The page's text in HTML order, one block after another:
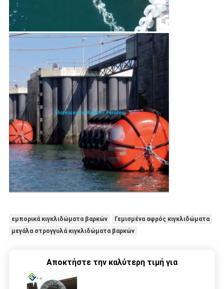
εμπορικά κιγκλιδώματα βαρκών
Γεμισμένα αφρός κιγκλιδώματα
μεγάλα στρογγυλά κιγκλιδώματα βαρκών
Αποκτήστε την καλύτερη τιμή για